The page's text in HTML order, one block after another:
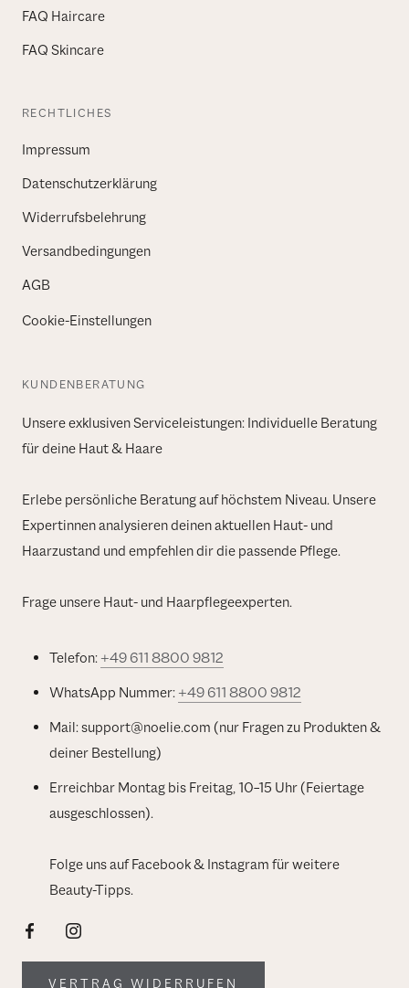
FAQ Haircare
FAQ Skincare
RECHTLICHES
Impressum
Datenschutzerklärung
Widerrufsbelehrung
Versandbedingungen
AGB
Cookie-Einstellungen
KUNDENBERATUNG
Unsere exklusiven Serviceleistungen: Individuelle Beratung
für deine Haut & Haare
Erlebe persönliche Beratung auf höchstem Niveau. Unsere
Expertinnen analysieren deinen aktuellen Haut- und
Haarzustand und empfehlen dir die passende Pflege.
Frage unsere Haut- und Haarpflegeexperten.
Telefon: +49 611 8800 9812
WhatsApp Nummer: +49 611 8800 9812
Mail: support@noelie.com (nur Fragen zu Produkten &
deiner Bestellung)
Erreichbar Montag bis Freitag, 10–15 Uhr (Feiertage
ausgeschlossen).
Folge uns auf Facebook & Instagram für weitere
Beauty-Tipps.
VERTRAG WIDERRUFEN